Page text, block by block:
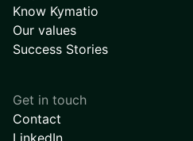
Know Kymatio
Our values
Success Stories
Get in touch
Contact